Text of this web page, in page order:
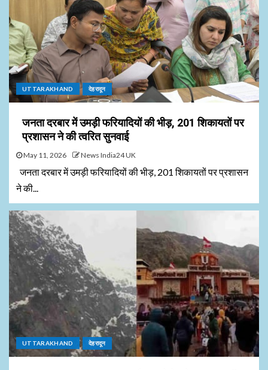
UTTARAKHAND देहरादून
जनता दरबार में उमड़ी फरियादियों की भीड़, 201 शिकायतों पर
प्रशासन ने की त्वरित सुनवाई
May 11, 2026 News India24 UK
जनता दरबार में उमड़ी फरियादियों की भीड़, 201 शिकायतों पर प्रशासन
ने की...
UTTARAKHAND देहरादून